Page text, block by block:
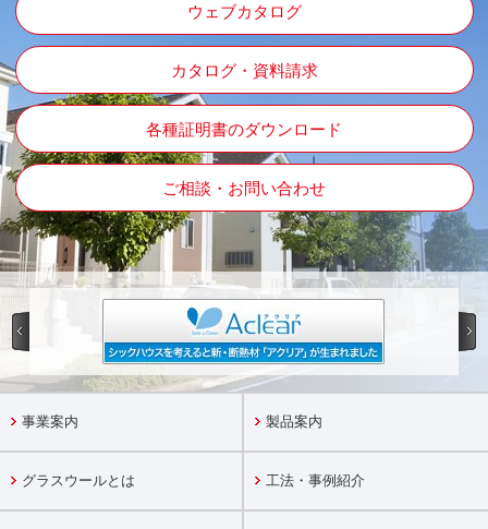
ウェブカタログ
カタログ・資料請求
各種証明書のダウンロード
ご相談・お問い合わせ
事業案内 製品案内
グラスウールとは 工法・事例紹介